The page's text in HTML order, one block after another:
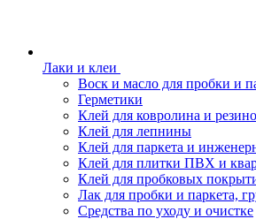
Лаки и клеи
Воск и масло для пробки и
Герметики
Клей для ковролина и
Клей для лепнины
Клей для паркета и
Клей для плитки ПВХ и
Клей для пробковых
Лак для пробки и паркета,
Средства по уходу и очистке